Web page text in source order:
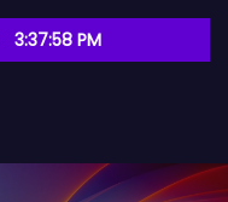
3:37:59 PM